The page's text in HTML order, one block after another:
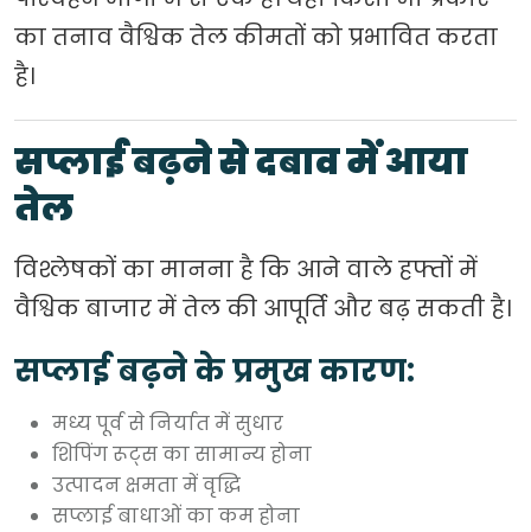
का तनाव वैश्विक तेल कीमतों को प्रभावित करता
है।
सप्लाई बढ़ने से दबाव में आया
तेल
विश्लेषकों का मानना है कि आने वाले हफ्तों में
वैश्विक बाजार में तेल की आपूर्ति और बढ़ सकती है।
सप्लाई बढ़ने के प्रमुख कारण:
मध्य पूर्व से निर्यात में सुधार
शिपिंग रूट्स का सामान्य होना
उत्पादन क्षमता में वृद्धि
सप्लाई बाधाओं का कम होना